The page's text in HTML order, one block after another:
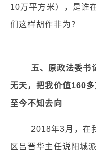
10万平方米），是谁
们这样胡作非为？
五、原政法委书
无天，把我价值160
至今不知去向
2018年3月，在我
区吕晋华主任说阳城